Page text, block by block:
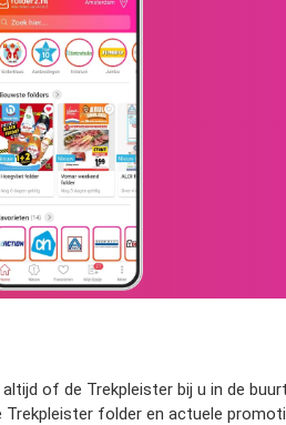
of de Trekpleister bij u in de
folder en actuele